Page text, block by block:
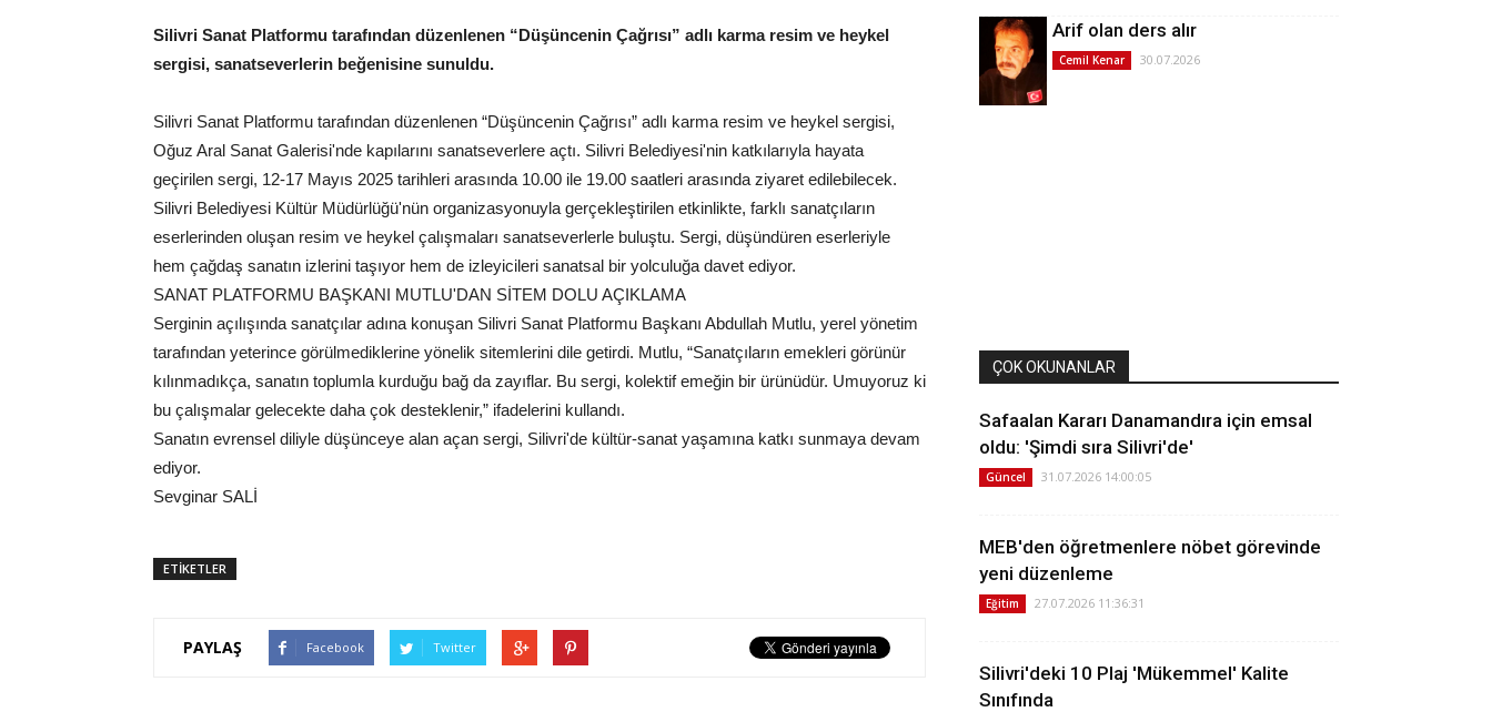
Silivri Sanat Platformu tarafından düzenlenen “Düşüncenin Çağrısı” adlı karma resim ve heykel
sergisi, sanatseverlerin beğenisine sunuldu.
Silivri Sanat Platformu tarafından düzenlenen “Düşüncenin Çağrısı” adlı karma resim ve heykel sergisi,
Oğuz Aral Sanat Galerisi'nde kapılarını sanatseverlere açtı. Silivri Belediyesi'nin katkılarıyla hayata
geçirilen sergi, 12-17 Mayıs 2025 tarihleri arasında 10.00 ile 19.00 saatleri arasında ziyaret edilebilecek.
Silivri Belediyesi Kültür Müdürlüğü'nün organizasyonuyla gerçekleştirilen etkinlikte, farklı sanatçıların
eserlerinden oluşan resim ve heykel çalışmaları sanatseverlerle buluştu. Sergi, düşündüren eserleriyle
hem çağdaş sanatın izlerini taşıyor hem de izleyicileri sanatsal bir yolculuğa davet ediyor.
SANAT PLATFORMU BAŞKANI MUTLU'DAN SİTEM DOLU AÇIKLAMA
Serginin açılışında sanatçılar adına konuşan Silivri Sanat Platformu Başkanı Abdullah Mutlu, yerel yönetim
tarafından yeterince görülmediklerine yönelik sitemlerini dile getirdi. Mutlu, “Sanatçıların emekleri görünür
kılınmadıkça, sanatın toplumla kurduğu bağ da zayıflar. Bu sergi, kolektif emeğin bir ürünüdür. Umuyoruz ki
bu çalışmalar gelecekte daha çok desteklenir,” ifadelerini kullandı.
Sanatın evrensel diliyle düşünceye alan açan sergi, Silivri'de kültür-sanat yaşamına katkı sunmaya devam
ediyor.
Sevginar SALİ
ETİKETLER
PAYLAŞ Facebook Twitter
Arif olan ders alır
Cemil Kenar 30.07.2026
ÇOK OKUNANLAR
Safaalan Kararı Danamandıra için emsal
oldu: 'Şimdi sıra Silivri'de'
Güncel 31.07.2026 14:00:05
MEB'den öğretmenlere nöbet görevinde
yeni düzenleme
Eğitim 27.07.2026 11:36:31
Silivri'deki 10 Plaj 'Mükemmel' Kalite
Sınıfında